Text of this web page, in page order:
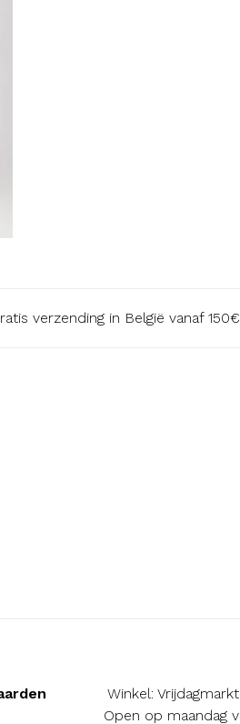
verzending in België vanaf 150€
Winkel:
Open op maandag